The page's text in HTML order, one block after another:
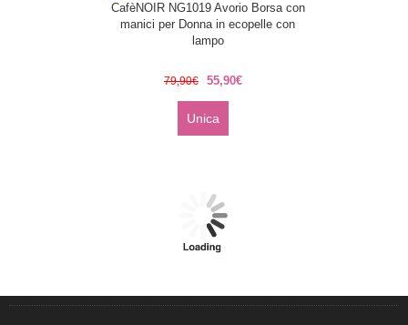
CafèNOIR NG1019 Avorio Borsa con
manici per Donna in ecopelle con
lampo
79,90€ 55,90€
Unica